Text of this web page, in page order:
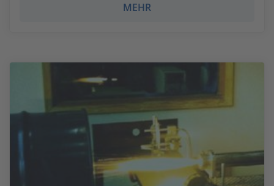
MEHR